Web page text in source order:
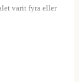
varit fyra eller